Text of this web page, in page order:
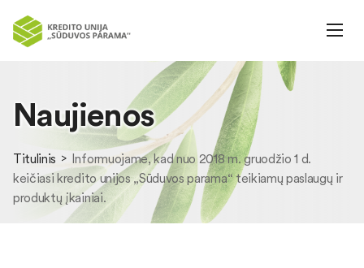
Naujienos
Titulinis
Informuojame, kad nuo 2018 m. gruodžio 1 d.
keičiasi kredito unijos „Sūduvos parama“ teikiamų paslaugų ir
produktų įkainiai.